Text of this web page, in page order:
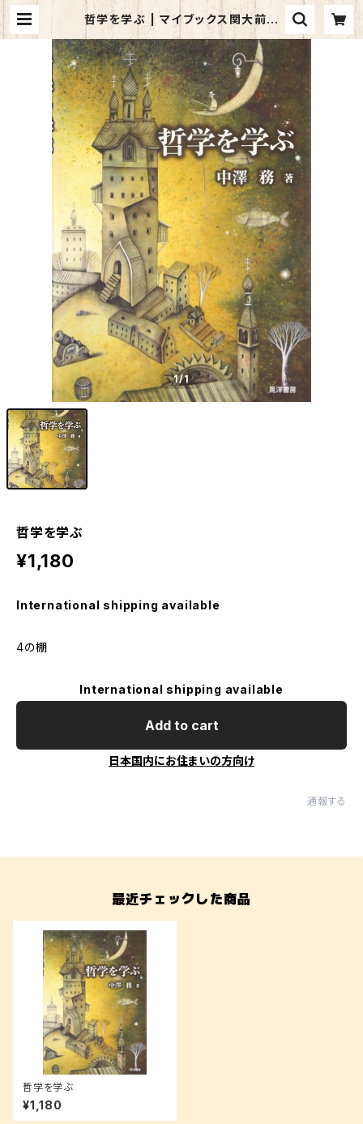
哲学を学ぶ | マイブックス関大前店
(店頭受取オーダー用)
1/1
哲学を学ぶ
¥1,180
International shipping available
4の棚
International shipping available
Add to cart
日本国内にお住まいの方向け
通報する
最近チェックした商品
哲学を学ぶ
¥1,180